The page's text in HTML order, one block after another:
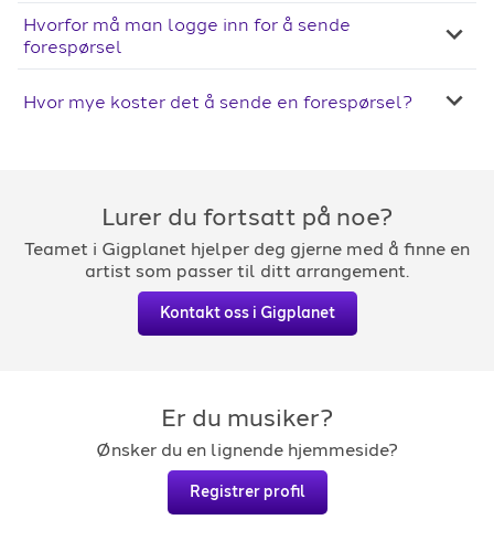
Hvorfor må man logge inn for å sende
forespørsel
Hvor mye koster det å sende en forespørsel?
Lurer du fortsatt på noe?
Teamet i Gigplanet hjelper deg gjerne med å finne en
artist som passer til ditt arrangement.
Kontakt oss i Gigplanet
Er du musiker?
Ønsker du en lignende hjemmeside?
Registrer profil